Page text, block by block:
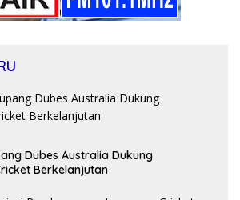
Dubes Australia Dukung
Berkelanjutan